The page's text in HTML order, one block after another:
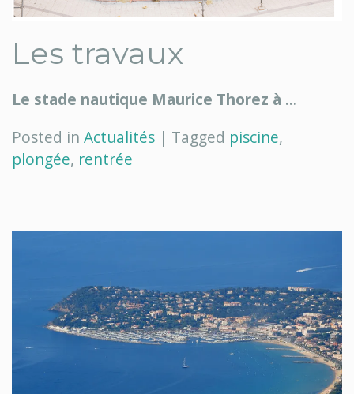
Les travaux
Le stade nautique Maurice Thorez à …
Posted in Actualités | Tagged piscine,
plongée, rentrée